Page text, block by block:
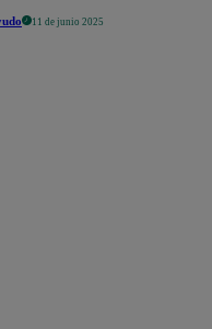
11 de junio 2025